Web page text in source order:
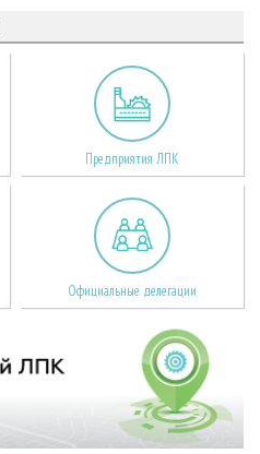
Предприятия ЛПК
Официальные делегации